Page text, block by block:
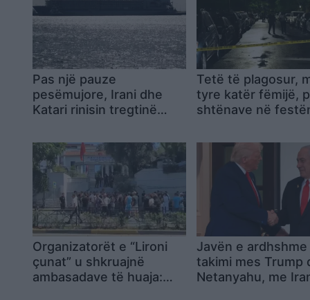
Pas një pauze
pesëmujore, Irani dhe
Katari rinisin tregtinë
Tetë të plagosur,
tyre katër fëmijë,
shtënave në
të Nju Jorkut
Organizatorët e “Lironi
çunat” u shkruajnë
ambasadave të huaja:
Javën e
takimi mes Trump
Netanyahu, me